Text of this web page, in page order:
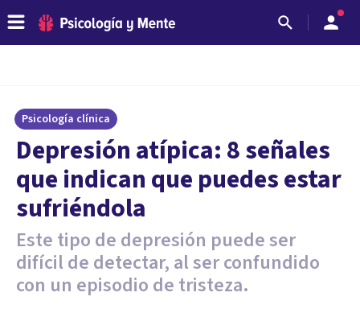
Psicología clínica
Depresión atípica: 8 señales
que indican que puedes estar
sufriéndola
Este tipo de depresión puede ser
difícil de detectar, al ser confundido
con un episodio de tristeza.